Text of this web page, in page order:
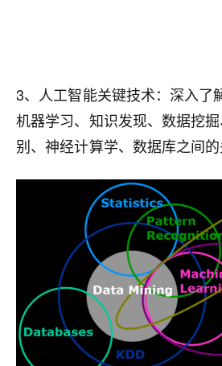
3、人工智能关键技术：深入了
机器学习、知识发现、数据挖掘
别、神经计算学、数据库之间